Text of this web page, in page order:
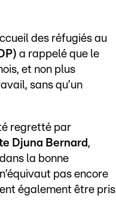
des réfugiés au
a rappelé que le
et non plus
sans qu’un
regretté par
Djuna Bernard ,
la bonne
pas encore
également être pris